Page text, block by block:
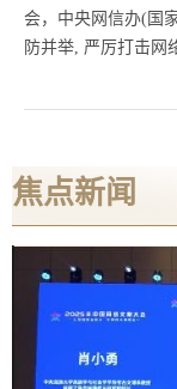
会，中央网信办(国
防并举, 严厉打击网
焦点新闻